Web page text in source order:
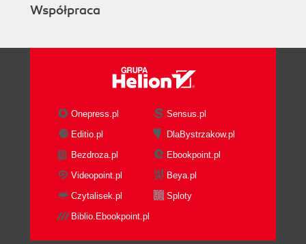
Współpraca
Onepress.pl
Sensus.pl
Editio.pl
DlaBystrzakow.pl
Bezdroza.pl
Ebookpoint.pl
Videopoint.pl
Beya.pl
Czytalisek.pl
Sploty
Biblio.Ebookpoint.pl